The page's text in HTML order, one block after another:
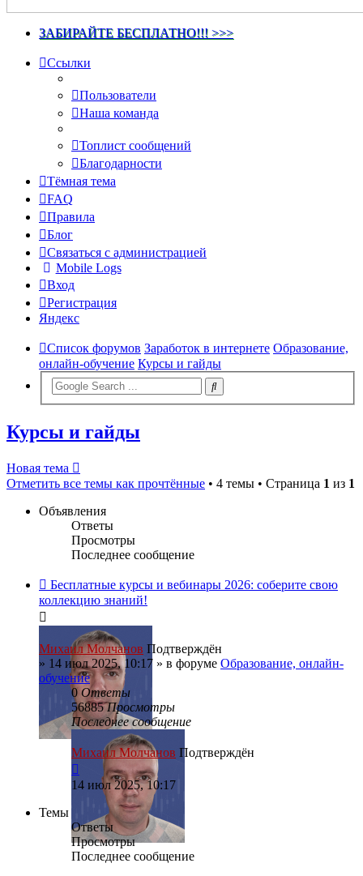
ЗАБИРАЙТЕ БЕСПЛАТНО!!! >>>
Ссылки
Пользователи
Наша команда
Топлист сообщений
Благодарности
Тёмная тема
FAQ
Правила
Блог
Связаться с администрацией
Mobile Logs
Вход
Регистрация
Яндекс
Список форумов Заработок в интернете Образование,
онлайн-обучение Курсы и гайды
Курсы и гайды
Новая тема
Отметить все темы как прочтённые • 4 темы • Страница 1 из 1
Объявления
Ответы
Просмотры
Последнее сообщение
Бесплатные курсы и вебинары 2026: соберите свою
коллекцию знаний!
Михаил Молчанов Подтверждён
» 14 июл 2025, 10:17 » в форуме Образование, онлайн-
обучение
0 Ответы
56885Просмотры
Последнее сообщение
Михаил Молчанов Подтверждён
14 июл 2025, 10:17
Темы
Ответы
Просмотры
Последнее сообщение